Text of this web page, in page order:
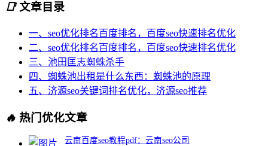
📑文章目录
一、seo优化排名百度排名，百度seo快速排名优化
二、seo优化排名百度排名，百度seo快速排名优化
三、池田匡志蜘蛛杀手
四、蜘蛛池出租是什么东西：蜘蛛池的原理
五、济源seo关键词排名优化，济源seo推荐
🔥 热门优化文章
云南百度seo教程pdf：云南seo公司